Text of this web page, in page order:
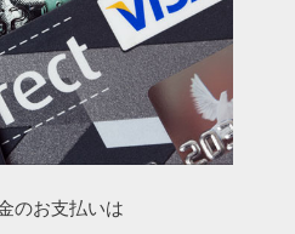
のお支払いは